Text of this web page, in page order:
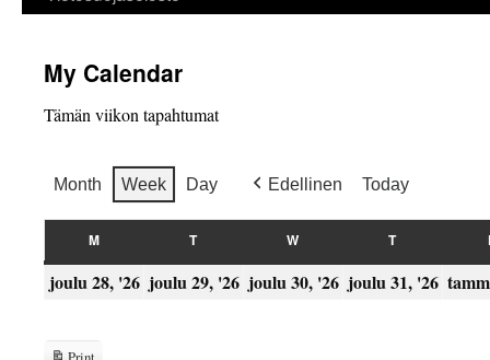
My Calendar
Tämän viikon tapahtumat
Month Week Day Edellinen Today
M T W T
joulu 28, '26 28.12.2026
joulu 29, '26 29.12.2026
joulu 30, '26 30.12.2026
joulu 31, '26